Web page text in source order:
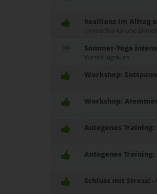
Resilienz im Alltag
Innere Stärke und
Sommer-Yoga
Vormittagskurs
Workshop:
Workshop:
Autogenes
Autogenes
Schluss mit Stress!